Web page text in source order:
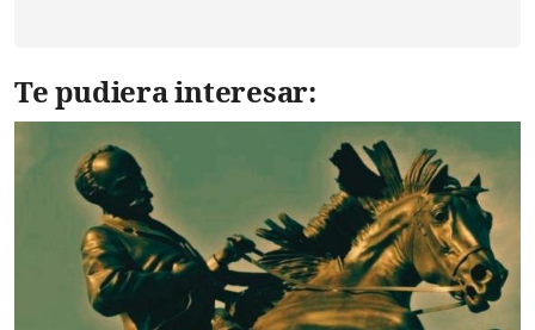
Te pudiera interesar: